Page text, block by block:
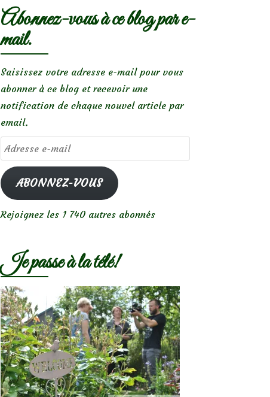
Abonnez-vous à ce blog par e-
mail.
Saisissez votre adresse e-mail pour vous
abonner à ce blog et recevoir une
notification de chaque nouvel article par
email.
Adresse
e-
mailABONNEZ-VOUS
Rejoignez les 1 740 autres abonnés
Je passe à la télé!